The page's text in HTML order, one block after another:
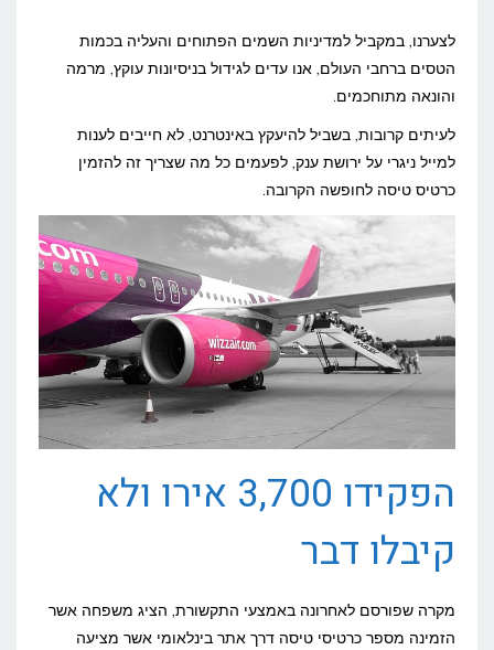
להתגונן
ניסיונות
עוקץ
התעופה?
לצערנו, במקביל למדיניות השמים הפתוחים והעליה בכמות
הטסים ברחבי העולם, אנו עדים לגידול בניסיונות עוקץ, מרמה
והונאה מתוחכמים.
לעיתים קרובות, בשביל להיעקץ באינטרנט, לא חייבים לענות
למייל ניגרי על ירושת ענק, לפעמים כל מה שצריך זה להזמין
כרטיס טיסה לחופשה הקרובה.
הפקידו 3,700 אירו ולא
קיבלו דבר
מקרה שפורסם לאחרונה באמצעי התקשורת, הציג משפחה אשר
הזמינה מספר כרטיסי טיסה דרך אתר בינלאומי אשר מציעה